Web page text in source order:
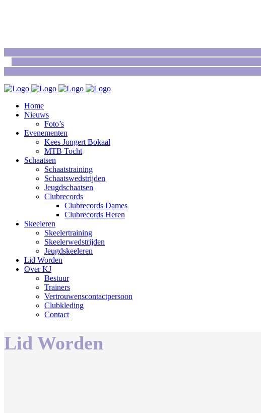
Home
Nieuws
Foto’s
Evenementen
Kees Jongert Bokaal
MTB Tocht
Schaatsen
Schaatstraining
Schaatswedstrijden
Jeugdschaatsen
Clubrecords
Clubrecords Dames
Clubrecords Heren
Skeeleren
Skeelertraining
Skeelerwedstrijden
Jeugdskeeleren
Lid Worden
Over KJ
Bestuur
Trainers
Vertrouwenscontactpersoon
Clubkleding
Contact
Lid Worden